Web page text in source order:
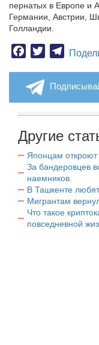
пернатых в Европе и
Германии, Австрии,
Голландии.
Facebook
Twitter
Другие
Японцам откроют
За бандеровцев
наемников.
В Ташкенте
Мигрантам
Что такое
повседневной